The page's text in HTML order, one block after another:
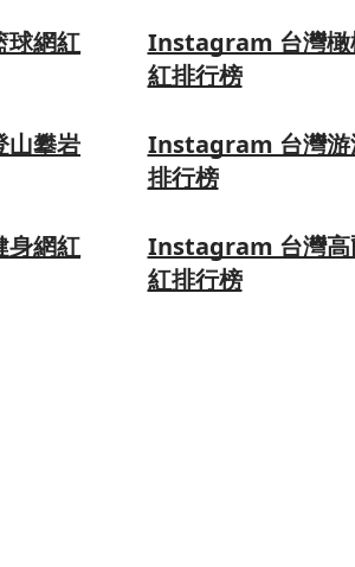
網紅
Instagram 台灣橄
紅排行榜
攀岩
Instagram 台灣游
排行榜
網紅
Instagram 台灣高
紅排行榜